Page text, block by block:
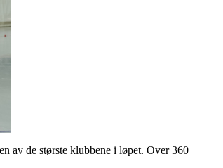
av de største klubbene i løpet. Over 360